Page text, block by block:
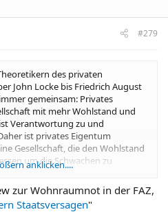
#279
des privaten
John Locke bis Friedrich August
gemeinsam: Privates
mit mehr Wohlstand und
Verantwortung zu und
ist privates Eigentum
Gesellschaft, die den Wohlstand
um die Schwachen zu
Kommandowirtschaft ohne
arm und geht besonders zu Lasten
anklicken....
zur Wohnraumnot in der FAZ,
Staatsversagen"